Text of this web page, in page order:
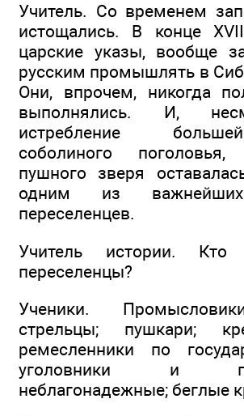
Учитель. Со временем
истощались. В конце
царские указы, вообще
русским промышлять в
Они, впрочем, никогда
выполнялись. И,
истребление
соболиного
пушного зверя
одним из
переселенцев.
Учитель истории.
переселенцы?
Ученики.
стрельцы; пушкари;
ремесленники по
уголовники и
неблагонадежные; беглые